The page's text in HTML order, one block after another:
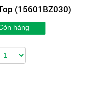
(15601BZ030)
hàng